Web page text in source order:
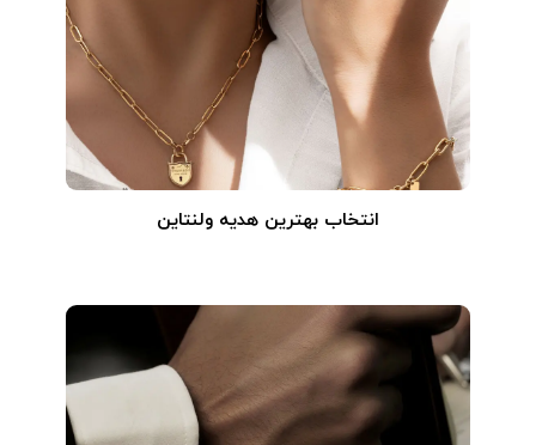
انتخاب بهترین هدیه ولنتاین